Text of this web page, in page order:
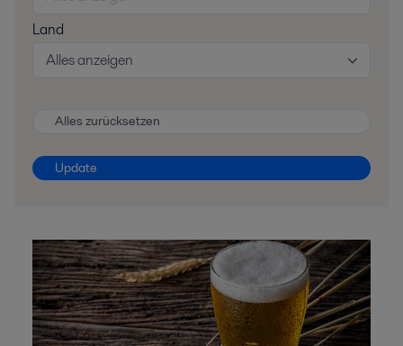
Land
Alles anzeigen
Alles zurücksetzen
Update